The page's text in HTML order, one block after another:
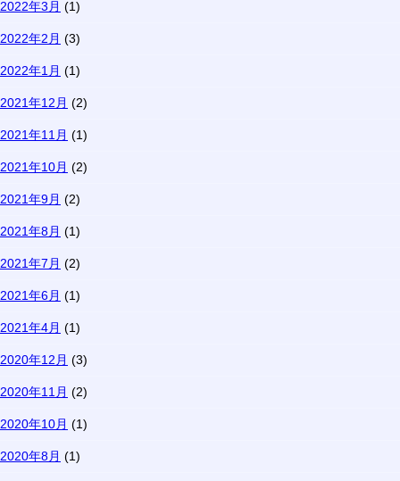
2022年3月 (1)
2022年2月 (3)
2022年1月 (1)
2021年12月 (2)
2021年11月 (1)
2021年10月 (2)
2021年9月 (2)
2021年8月 (1)
2021年7月 (2)
2021年6月 (1)
2021年4月 (1)
2020年12月 (3)
2020年11月 (2)
2020年10月 (1)
2020年8月 (1)